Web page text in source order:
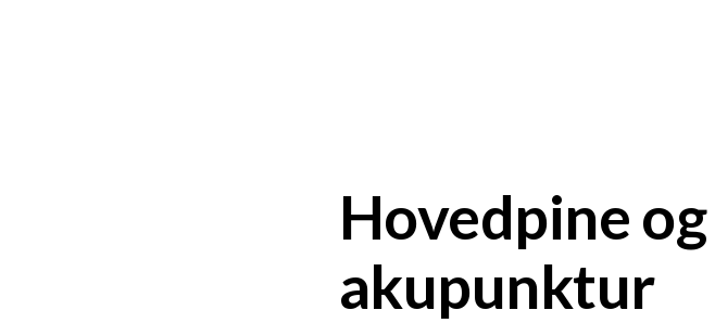
Hovedpine
akupunktur